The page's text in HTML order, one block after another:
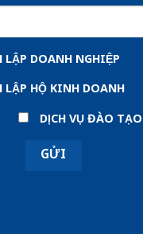
LẬP DOANH NGHIỆP
LẬP HỘ KINH DOANH
DỊCH VỤ ĐÀO TẠO